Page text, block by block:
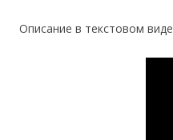
Описание в текстовом виде